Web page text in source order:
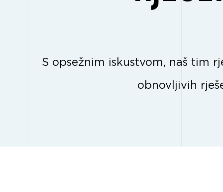
S opsežnim iskustvom, naš tim
obnovljivih